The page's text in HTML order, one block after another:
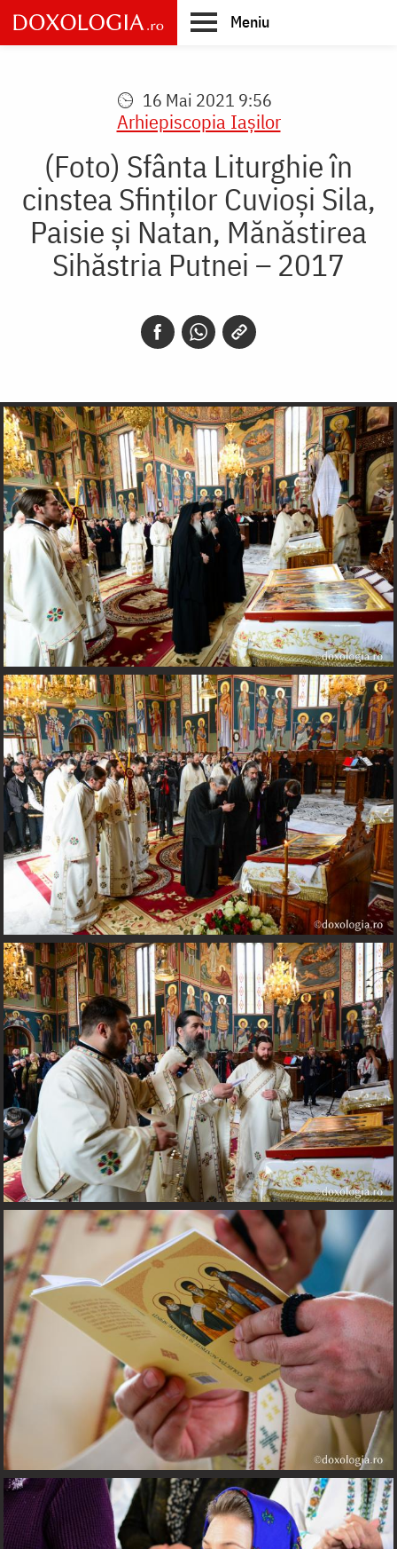
Skip
to
main
Meniu
16 Mai 2021 9:56
Arhiepiscopia Iaşilor
(Foto) Sfânta Liturghie în
cinstea Sfinților Cuvioși Sila,
Paisie și Natan, Mănăstirea
Sihăstria Putnei – 2017